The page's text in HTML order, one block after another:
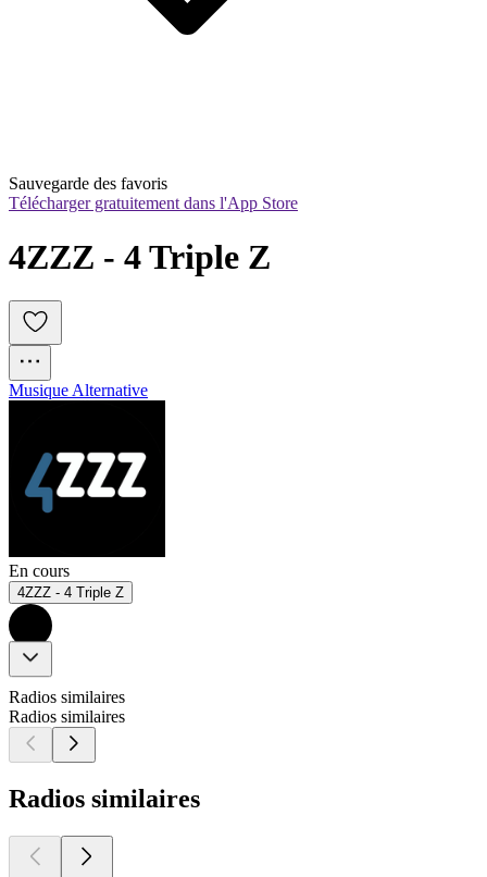
Sauvegarde des favoris
Télécharger gratuitement dans l'App Store
4ZZZ - 4 Triple Z
Musique Alternative
En cours
4ZZZ - 4 Triple Z
Radios similaires
Radios similaires
Radios similaires